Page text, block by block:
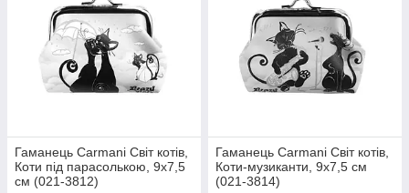
Гаманець Carmani Світ котів,
Коти під парасолькою, 9х7,5
см (021-3812)
Гаманець Carmani Світ котів,
Коти-музиканти, 9х7,5 см
(021-3814)